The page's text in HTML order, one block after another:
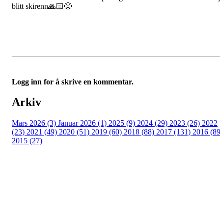
blitt skirenn🙏🏻😊
Logg inn for å skrive en kommentar.
Arkiv
Mars 2026 (3) Januar 2026 (1) 2025 (9) 2024 (29) 2023 (26) 2022
(23) 2021 (49) 2020 (51) 2019 (60) 2018 (88) 2017 (131) 2016
2015 (27)